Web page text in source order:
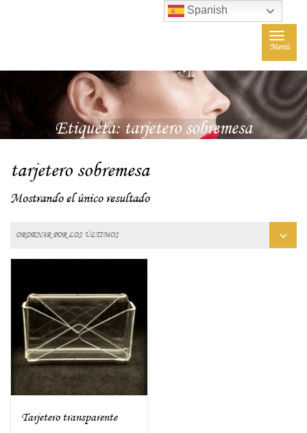
Toggle
Menú
Etiqueta:tarjetero sobremesa
tarjetero sobremesa
Mostrando el único resultado
Tarjetero transparente
Spanish